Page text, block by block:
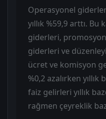
Operasyonel
yıllık %59,9 arttı.
giderleri,
giderleri ve
ücret ve komisyon
%0,2 azalırken yıllık
faiz gelirleri yıllık
rağmen çeyreklik